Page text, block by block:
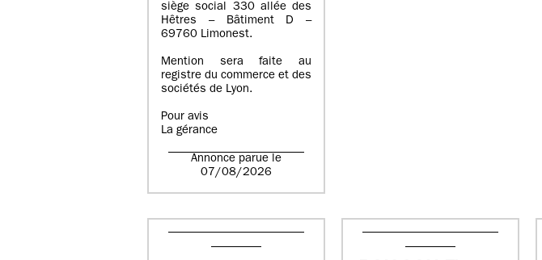
siège social 330 allée des
Hêtres – Bâtiment D –
69760 Limonest.
Mention sera faite au
registre du commerce et des
sociétés de Lyon.
Pour avis
La gérance
Annonce parue le
07/08/2026